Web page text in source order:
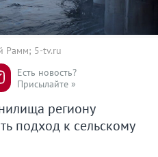
Рамм; 5-tv.ru
Есть новость?
Присылайте »
региону
подход к сельскому